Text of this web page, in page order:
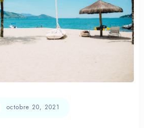
octobre 20, 2021